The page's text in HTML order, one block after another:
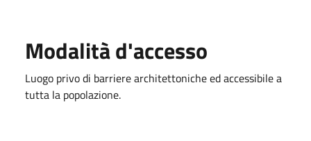
Modalità d'accesso
Luogo privo di barriere architettoniche ed accessibile a
tutta la popolazione.